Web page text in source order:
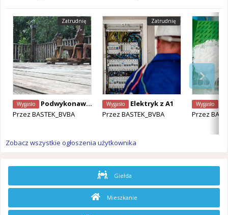
Zatrudnię
Wygasło
Podwykonawca z A1 - Montaż tarasów drewnianych
Przez BASTEK_BVBA
Zatrudnię
Wygasło
Elektryk z A1
Przez BASTEK_BVBA
Wygasło
Przez
Zobacz wszystkie ogłoszenia użytkownika
Giełda
Mieszkanie